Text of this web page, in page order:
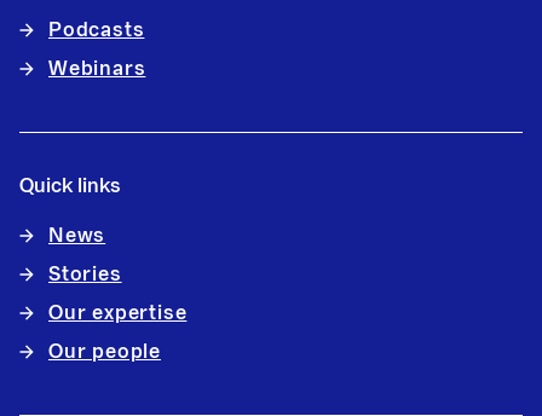
Podcasts
Webinars
Quick links
News
Stories
Our expertise
Our people